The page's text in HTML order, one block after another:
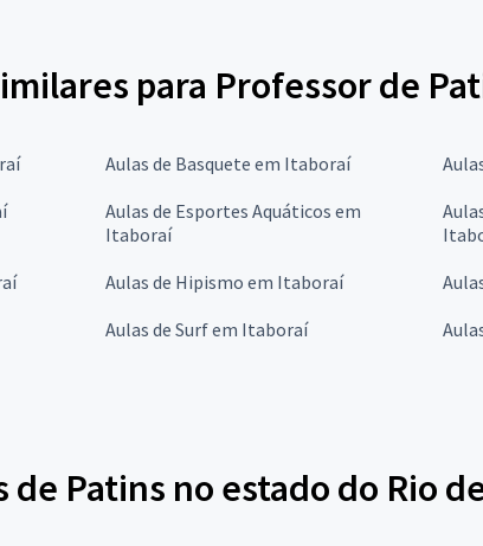
para Professor de
Aulas de Basquete em Itaboraí
Aulas de Esportes Aquáticos em
Itaboraí
Aulas de Hipismo em Itaboraí
Aulas de Surf em Itaboraí
de Patins no estado do Rio